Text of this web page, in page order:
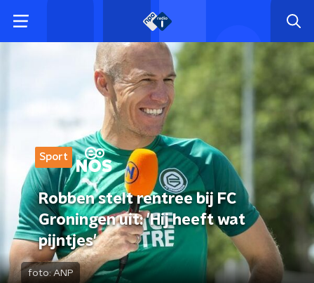
Sport
Robben stelt rentree bij FC
Groningen uit: 'Hij heeft wat
pijntjes'
foto:ANP